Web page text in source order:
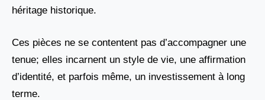
héritage historique.
Ces pièces ne se contentent pas d’accompagner une
tenue; elles incarnent un style de vie, une affirmation
d’identité, et parfois même, un investissement à long
terme.